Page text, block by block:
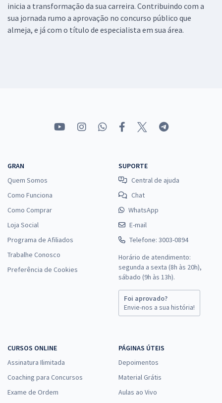
inicia a transformação da sua carreira. Contribuindo com a
sua jornada rumo a aprovação no concurso público que
almeja, e já com o título de especialista em sua área.
GRAN
Quem Somos
Como Funciona
Como Comprar
Loja Social
Programa de Afiliados
Trabalhe Conosco
Preferência de Cookies
SUPORTE
Central de ajuda
Chat
WhatsApp
E-mail
Telefone: 3003-0894
Horário de atendimento:
segunda a sexta (8h às 20h),
sábado (9h às 13h).
Foi aprovado?
Envie-nos a sua história!
CURSOS ONLINE
Assinatura Ilimitada
Coaching para Concursos
Exame de Ordem
PÁGINAS ÚTEIS
Depoimentos
Material Grátis
Aulas ao Vivo